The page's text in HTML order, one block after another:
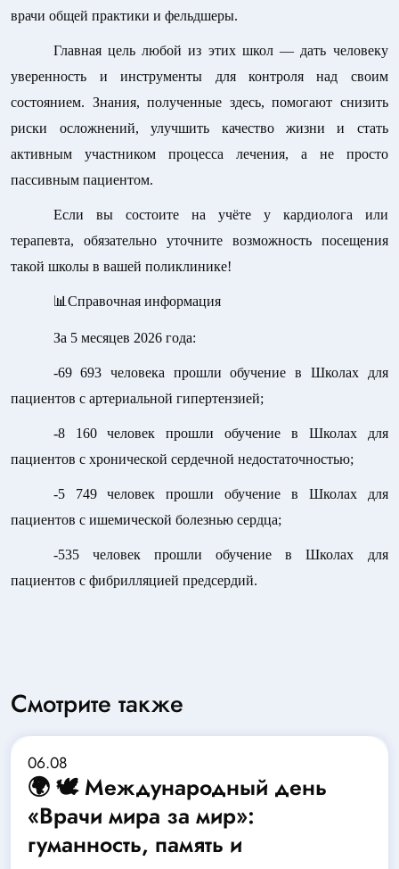
врачи общей практики и фельдшеры.
Главная цель любой из этих школ — дать человеку
уверенность и инструменты для контроля над своим
состоянием. Знания, полученные здесь, помогают снизить
риски осложнений, улучшить качество жизни и стать
активным участником процесса лечения, а не просто
пассивным пациентом.
Если вы состоите на учёте у кардиолога или
терапевта, обязательно уточните возможность посещения
такой школы в вашей поликлинике!
📊 Справочная информация
За 5 месяцев 2026 года:
-69 693 человека прошли обучение в Школах для
пациентов с артериальной гипертензией;
-8 160 человек прошли обучение в Школах для
пациентов с хронической сердечной недостаточностью;
-5 749 человек прошли обучение в Школах для
пациентов с ишемической болезнью сердца;
-535 человек прошли обучение в Школах для
пациентов с фибрилляцией предсердий.
Смотрите также
06.08
🌍 🕊️ Международный день
«Врачи мира за мир»:
гуманность, память и